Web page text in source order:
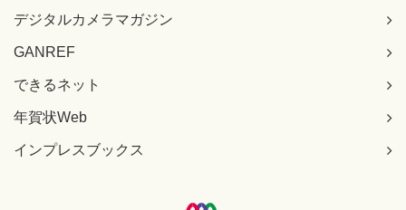
17-4-5 セグメントのサイズ
17-5-1 RSTフラグ
17-5-2 PSHフラグ
17-5-3 URGフラグ
17-5-4 SACKオプション
17-5-6 タイムスタンプ
デジタルカメラマガジン
GANREF
できるネット
年賀状Web
インプレスブックス